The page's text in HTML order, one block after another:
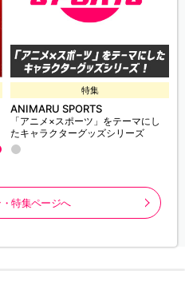
特集
ANIMARU SPORTS
「アニメ×スポーツ」をテーマにし
たキャラクターグッズシリーズ
特集ページへ